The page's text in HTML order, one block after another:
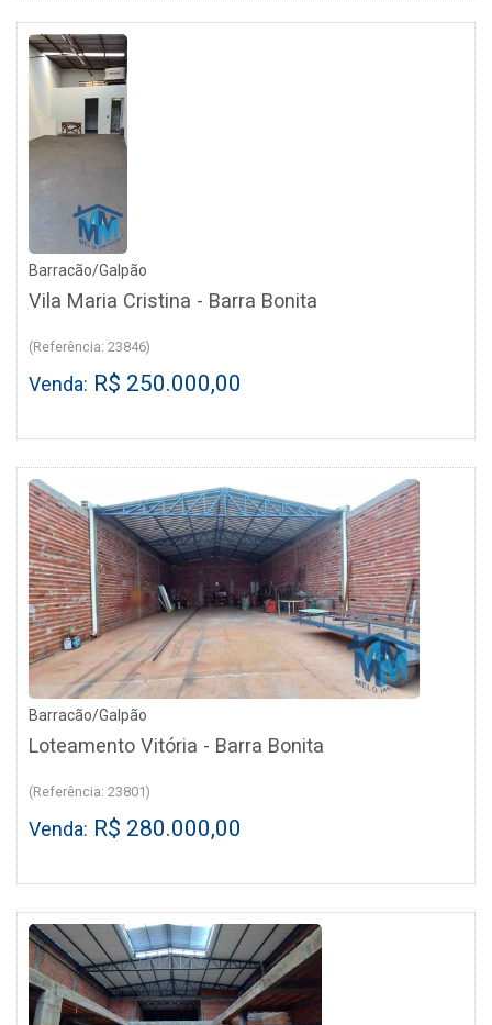
Barracão/Galpão
Vila Maria Cristina - Barra Bonita
(Referência: 23846)
Venda: R$ 250.000,00
Barracão/Galpão
Loteamento Vitória - Barra Bonita
(Referência: 23801)
Venda: R$ 280.000,00